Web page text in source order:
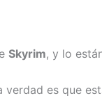
Skyrim, y lo
verdad es que